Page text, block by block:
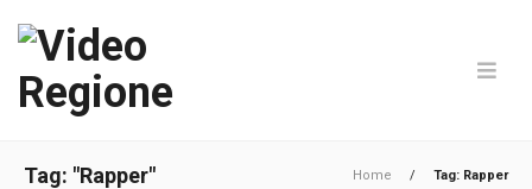
Tag: "Rapper" Home / Tag: Rapper